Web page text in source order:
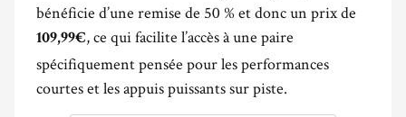
bénéficie d’une remise de 50 % et donc un prix de
109,99€, ce qui facilite l’accès à une paire
spécifiquement pensée pour les performances
courtes et les appuis puissants sur piste.